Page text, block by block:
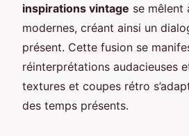
inspirations vintage se mêlent
modernes, créant ainsi un
présent. Cette fusion se
réinterprétations audacieuses
textures et coupes rétro
des temps présents.